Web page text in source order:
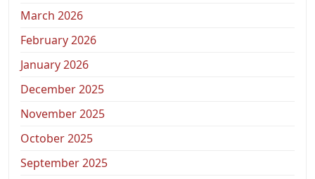
March 2026
February 2026
January 2026
December 2025
November 2025
October 2025
September 2025